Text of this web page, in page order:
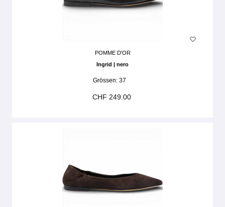
POMME D'OR
Ingrid | nero
Grössen: 37
CHF 249.00